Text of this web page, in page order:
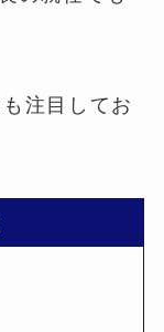
注目してお